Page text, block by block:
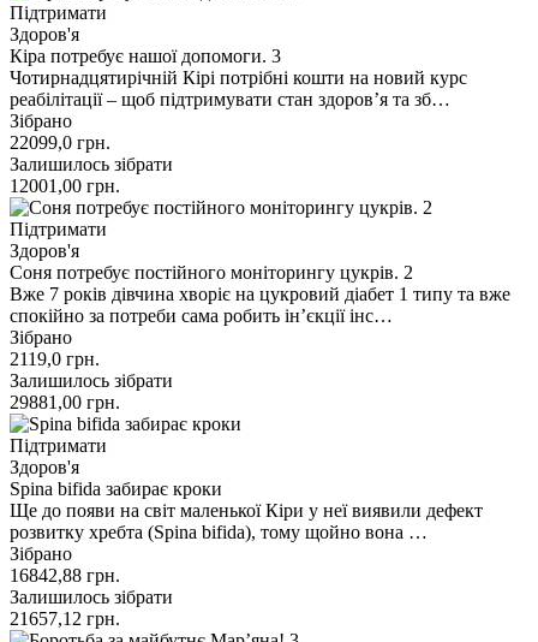
Підтримати
Здоров'я
Кіра потребує нашої допомоги. 3
Чотирнадцятирічній Кірі потрібні кошти на новий курс
реабілітації – щоб підтримувати стан здоровʼя та зб…
Зібрано
22099,0 грн.
Залишилось зібрати
12001,00 грн.
Підтримати
Здоров'я
Соня потребує постійного моніторингу цукрів. 2
Вже 7 років дівчина хворіє на цукровий діабет 1 типу та вже
спокійно за потреби сама робить інʼєкції інс…
Зібрано
2119,0 грн.
Залишилось зібрати
29881,00 грн.
Підтримати
Здоров'я
Spina bifida забирає кроки
Ще до появи на світ маленької Кіри у неї виявили дефект
розвитку хребта (Spina bifida), тому щойно вона …
Зібрано
16842,88 грн.
Залишилось зібрати
21657,12 грн.